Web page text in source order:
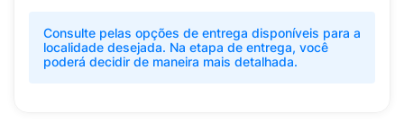
Consulte pelas opções de entrega disponíveis para a
localidade desejada. Na etapa de entrega, você
poderá decidir de maneira mais detalhada.